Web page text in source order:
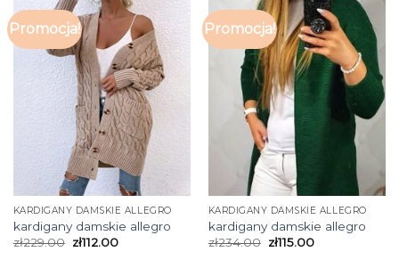
Promocja!
KARDIGANY DAMSKIE ALLEGRO
kardigany damskie allegro
zł229.00 zł112.00
Promocja!
KARDIGANY DAMSKIE ALLEGRO
kardigany damskie allegro
zł234.00 zł115.00